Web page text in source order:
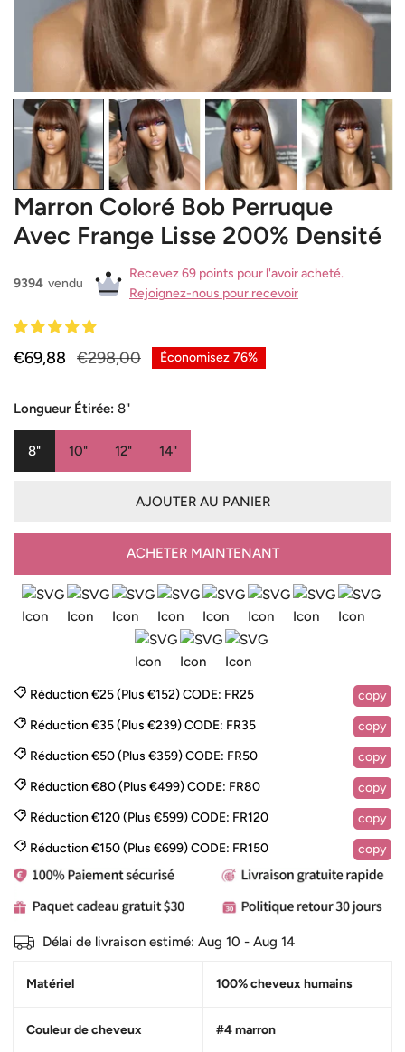
OUVRIR LE MÉDIA DANS LA VUE GALERIE
Marron Coloré Bob Perruque
Avec Frange Lisse 200% Densité
9394 vendu
Recevez 69 points pour l'avoir acheté.
Rejoignez-nous pour recevoir
Prix
vente
€69,88
Prix
€298,00 Économisez 76%
Longueur Étirée: 8"
8" 10" 12" 14"
AJOUTER AU PANIER
ACHETER MAINTENANT
Réduction €25 (Plus €152)CODE: FR25
copy
Réduction €35 (Plus €239)CODE: FR35
copy
Réduction €50 (Plus €359)CODE: FR50
copy
Réduction €80 (Plus €499)CODE: FR80
copy
Réduction €120 (Plus €599)CODE: FR120
copy
Réduction €150 (Plus €699)CODE: FR150 copy
Délai de livraison estimé: Aug 10 - Aug 14
Matériel 100% cheveux humains
Couleur de cheveux #4 marron